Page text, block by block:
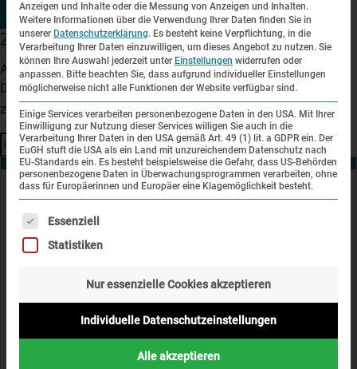
Zelt der Begegnung
April 16, 2025 9:53 a.m.
Das "Zelt der Begegnung" bietet Besuchenden die Möglichkeit
zusammenzukommen und sich auszutauschen.
Suchen
Kontakt
KZ-Gedenkstätte Dachau
Alte Römerstraße 75
info@kz-gedenkstaette-dachau.de
Anzeigen und Inhalte oder die Messung von Anzeigen und Inhalten.
Weitere Informationen über die Verwendung Ihrer Daten finden Sie in
unserer Datenschutzerklärung. Es besteht keine Verpflichtung, in die
Verarbeitung Ihrer Daten einzuwilligen, um dieses Angebot zu nutzen. Sie
können Ihre Auswahl jederzeit unter Einstellungen widerrufen oder
anpassen. Bitte beachten Sie, dass aufgrund individueller Einstellungen
möglicherweise nicht alle Funktionen der Website verfügbar sind.
Einige Services verarbeiten personenbezogene Daten in den USA. Mit Ihrer
Einwilligung zur Nutzung dieser Services willigen Sie auch in die
Verarbeitung Ihrer Daten in den USA gemäß Art. 49 (1) lit. a GDPR ein. Der
EuGH stuft die USA als ein Land mit unzureichendem Datenschutz nach
EU-Standards ein. Es besteht beispielsweise die Gefahr, dass US-Behörden
personenbezogene Daten in Überwachungsprogrammen verarbeiten, ohne
dass für Europäerinnen und Europäer eine Klagemöglichkeit besteht.
Es folgt eine Liste der Service-Gruppen, für die eine
Essenziell
Statistiken
Nur essenzielle Cookies akzeptieren
Individuelle Datenschutzeinstellungen
Alle akzeptieren